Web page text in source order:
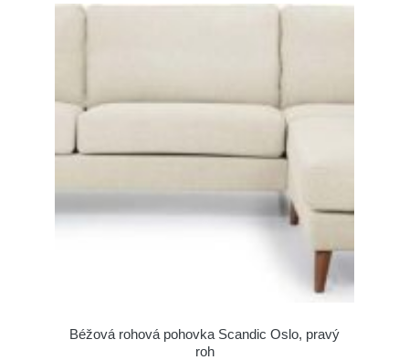
Béžová rohová pohovka Scandic Oslo, pravý
roh